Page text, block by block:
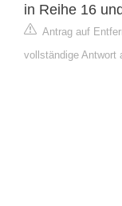
in Reihe 16
Antrag auf
vollständige Antwort